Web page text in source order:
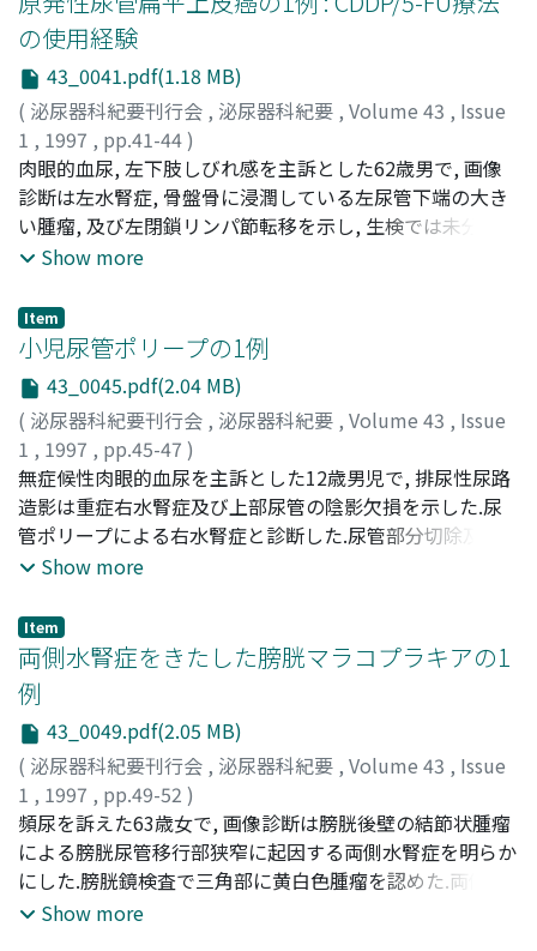
摘出・瘻孔閉鎖術が広く行われているが, 腎機能良好例に
対しては腎温存療法を考慮する必要がある
の使用経験
43_0041.pdf(1.18 MB)
( 泌尿器科紀要刊行会 , 泌尿器科紀要 , Volume 43 , Issue
1 , 1997 , pp.41-44)
影山, 進;上田, 朋宏; Kageyama, Susumu;Ueda,
Tomohiro
肉眼的血尿, 左下肢しびれ感を主訴とした62歳男で, 画像
診断は左水腎症, 骨盤骨に浸潤している左尿管下端の大き
い腫瘤, 及び左閉鎖リンパ節転移を示し, 生検では未分化
SCC(扁平上皮癌)であった.経皮的左腎瘻を造設し
64%減少をきたした為, 照射を追加し, 膀胱左壁部分切除
を含め可及的腫瘍切除を行った.腫瘍切除後4ヵ月に肝転移
が出現した.初診から14ヵ月後に死亡した
Show more
Item
小児尿管ポリープの1例
43_0045.pdf(2.04 MB)
( 泌尿器科紀要刊行会 , 泌尿器科紀要 , Volume 43 , Issue
1 , 1997 , pp.45-47 )
齋藤, 一隆;湯村, 寧;千葉, 喜美男;広川, 信;Saito,
Kazutaka;Yumura, Yasushi;Chiba, Kimio;Hirokawa,
Makoto
無症候性肉眼的血尿を主訴とした12歳男児で, 排尿性尿路
造影は重症右水腎症及び上部尿管の陰影欠損を示した.尿
管ポリープによる右水腎症と診断した.尿管部分切除及び
端々吻合を行った.切除尿管にポリープが認められ, 組織学
症は寛解を示した
Show more
Item
両側水腎症をきたした膀胱マラコプラキアの1
例
43_0049.pdf(2.05 MB)
( 泌尿器科紀要刊行会 , 泌尿器科紀要 , Volume 43 , Issue
1 , 1997 , pp.49-52 )
温井, 雅紀;中河, 裕治;内田, 睦;Nukui, Masanori;
Nakagawa, Yuji;Uchida, Mutsumi
頻尿を訴えた63歳女で, 画像診断は膀胱後壁の結節状腫瘤
による膀胱尿管移行部狭窄に起因する両側水腎症を明らか
にした.膀胱鏡検査で三角部に黄白色腫瘤を認めた.両側経
皮的腎瘻造設術を行った.膀胱腫瘍の生検によりマラコプ
Show more